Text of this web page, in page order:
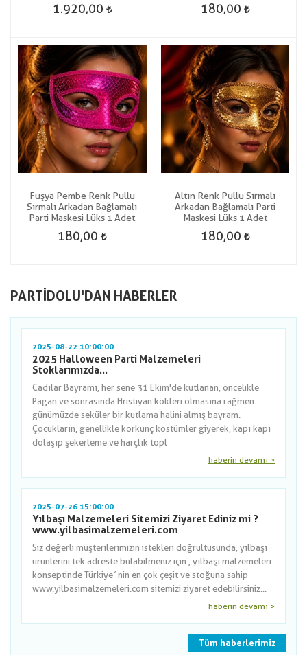
1.920,00 180,00
Fuşya Pembe Renk Pullu
Sırmalı Arkadan Bağlamalı
Parti Maskesi Lüks 1 Adet
180,00
Altın Renk Pullu Sırmalı
Arkadan Bağlamalı Parti
Maskesi Lüks 1 Adet
180,00
PARTIDOLU'DAN HABERLER
2025-08-22 10:00:00
2025 Halloween Parti Malzemeleri
Stoklarımızda...
Cadılar Bayramı, her sene 31 Ekim'de kutlanan, öncelikle
Pagan ve sonrasında Hristiyan kökleri olmasına rağmen
günümüzde seküler bir kutlama halini almış bayram.
Çocukların, genellikle korkunç kostümler giyerek, kapı kapı
dolaşıp şekerleme ve harçlık topl
haberin devamı >
2025-07-26 15:00:00
Yılbaşı Malzemeleri Sitemizi Ziyaret Ediniz mi ?
www.yilbasimalzemeleri.com
Siz değerli müşterilerimizin istekleri doğrultusunda, yılbaşı
ürünlerini tek adreste bulabilmeniz için , yılbaşı malzemeleri
konseptinde Türkiye´nin en çok çeşit ve stoğuna sahip
www.yilbasimalzemeleri.com sitemizi ziyaret edebilirsiniz...
haberin devamı >
Tüm haberlerimiz